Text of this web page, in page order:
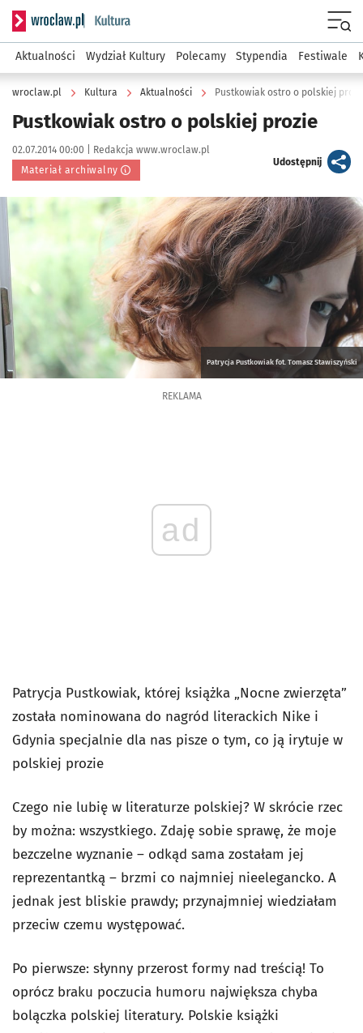
Serwis informacyjny wroclaw.pl podserwis: Kultura
Aktualności Wydział Kultury Polecamy Stypendia Festiwale
wroclaw.pl Kultura Aktualności Pustkowiak ostro o polskiej
Pustkowiak ostro o polskiej prozie
Data publikacji:
02.07.2014 00:00 | Autor:
Redakcja www.wroclaw.pl
Materiał archiwalny
Udostępnijartykuł
Kliknij, aby powiększyć
Patrycja Pustkowiak fot. Tomasz Stawiszyński
REKLAMA
ad
Patrycja Pustkowiak, której książka „Nocne zwierzęta”
została nominowana do nagród literackich Nike i
Gdynia specjalnie dla nas pisze o tym, co ją irytuje w
polskiej prozie
Czego nie lubię w literaturze polskiej? W skrócie rzec
by można: wszystkiego. Zdaję sobie sprawę, że moje
bezczelne wyznanie – odkąd sama zostałam jej
reprezentantką – brzmi co najmniej nieelegancko. A
jednak jest bliskie prawdy; przynajmniej wiedziałam
przeciw czemu występować.
Po pierwsze: słynny przerost formy nad treścią! To
oprócz braku poczucia humoru największa chyba
bolączka polskiej literatury. Polskie książki